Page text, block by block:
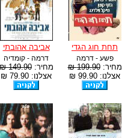
תחת חוג הגדי
פשע - דרמה
מחיר:199.90 ₪
אצלנו: 99.90 ₪
אביבה אהובתי
דרמה - קומדיה
מחיר:149.90 ₪
אצלנו: 79.90 ₪